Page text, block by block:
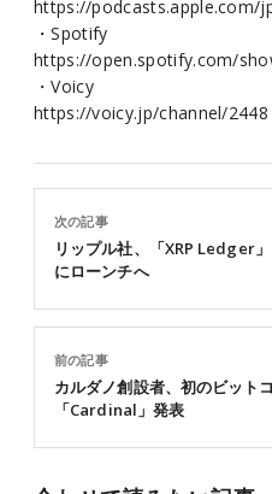
https://podcasts.apple.com/
・Spotify
https://open.spotify.com/
・Voicy
https://voicy.jp/channel/2448
前の記事
カルダノ創設者、初のビット
「Cardinal」発表
次の記事
リップル社、「XRP Ledger
にローンチへ